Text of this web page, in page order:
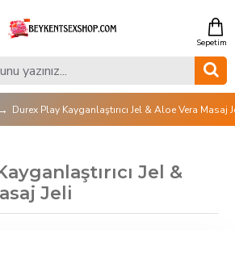
Durex Play Kayganlaştırıcı Jel & Aloe Vera Masaj
Jel &
Jeli